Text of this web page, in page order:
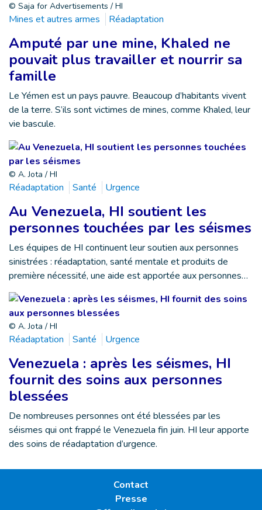
© Saja for Advertisements / HI
Mines et autres armes Réadaptation
Amputé par une mine, Khaled ne
pouvait plus travailler et nourrir sa
famille
Le Yémen est un pays pauvre. Beaucoup d’habitants vivent
de la terre. S’ils sont victimes de mines, comme Khaled, leur
vie bascule.
© A. Jota / HI
Réadaptation Santé Urgence
Au Venezuela, HI soutient les
personnes touchées par les séismes
Les équipes de HI continuent leur soutien aux personnes
sinistrées : réadaptation, santé mentale et produits de
première nécessité, une aide est apportée aux personnes…
© A. Jota / HI
Réadaptation Santé Urgence
Venezuela : après les séismes, HI
fournit des soins aux personnes
blessées
De nombreuses personnes ont été blessées par les
séismes qui ont frappé le Venezuela fin juin. HI leur apporte
des soins de réadaptation d’urgence.
Contact
Presse